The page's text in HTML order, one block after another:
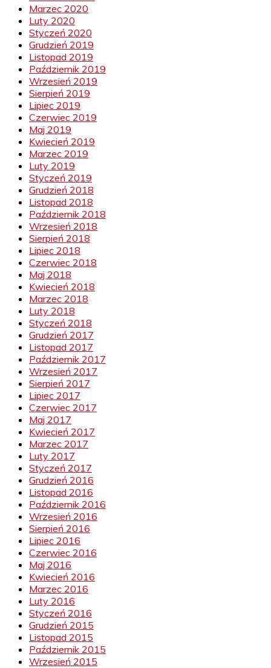
Marzec 2020
Luty 2020
Styczeń 2020
Grudzień 2019
Listopad 2019
Październik 2019
Wrzesień 2019
Sierpień 2019
Lipiec 2019
Czerwiec 2019
Maj 2019
Kwiecień 2019
Marzec 2019
Luty 2019
Styczeń 2019
Grudzień 2018
Listopad 2018
Październik 2018
Wrzesień 2018
Sierpień 2018
Lipiec 2018
Czerwiec 2018
Maj 2018
Kwiecień 2018
Marzec 2018
Luty 2018
Styczeń 2018
Grudzień 2017
Listopad 2017
Październik 2017
Wrzesień 2017
Sierpień 2017
Lipiec 2017
Czerwiec 2017
Maj 2017
Kwiecień 2017
Marzec 2017
Luty 2017
Styczeń 2017
Grudzień 2016
Listopad 2016
Październik 2016
Wrzesień 2016
Sierpień 2016
Lipiec 2016
Czerwiec 2016
Maj 2016
Kwiecień 2016
Marzec 2016
Luty 2016
Styczeń 2016
Grudzień 2015
Listopad 2015
Październik 2015
Wrzesień 2015